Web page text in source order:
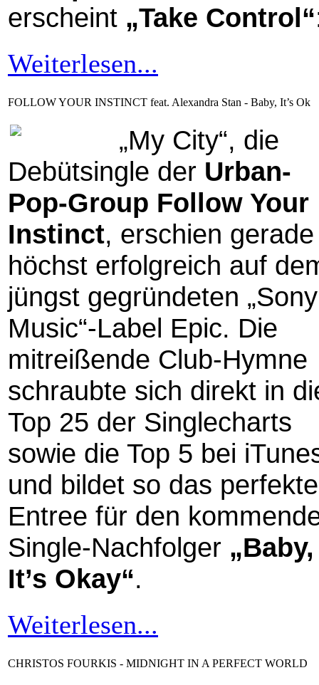
erscheint „Take Control“
Weiterlesen...
FOLLOW YOUR INSTINCT feat. Alexandra Stan - Baby, It’s Ok
„My City“, die
Debütsingle der Urban-
Pop-Group Follow Your
Instinct, erschien gerade
höchst erfolgreich auf
jüngst gegründeten „Sony
Music“-Label Epic. Die
mitreißende Club-Hymne
schraubte sich direkt in
Top 25 der Singlecharts
sowie die Top 5 bei
und bildet so das perfekte
Entree für den
Single-Nachfolger „Baby,
It’s Okay“.
Weiterlesen...
CHRISTOS FOURKIS - MIDNIGHT IN A PERFECT WORLD